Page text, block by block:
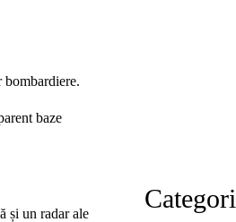
bombardiere.
baze
și un radar ale